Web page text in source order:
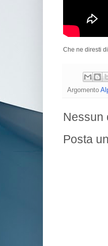
Che ne diresti di
Argomento
Nessun
Posta